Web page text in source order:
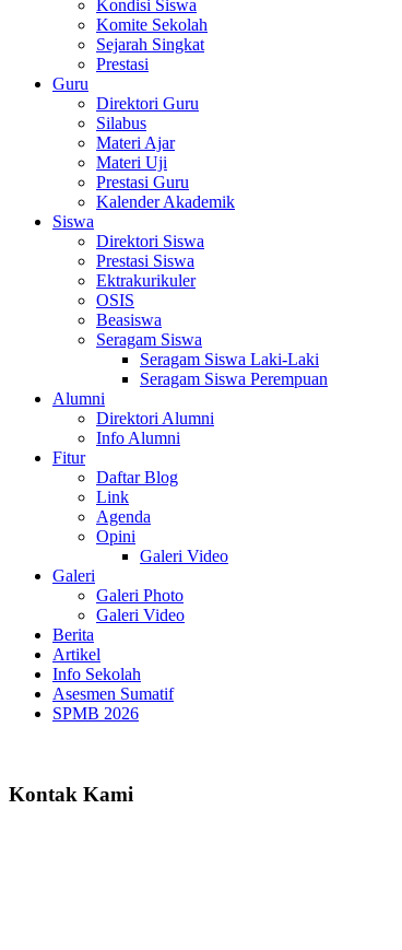
Kondisi Siswa
Komite Sekolah
Sejarah Singkat
Prestasi
Guru
Direktori Guru
Silabus
Materi Ajar
Materi Uji
Prestasi Guru
Kalender Akademik
Siswa
Direktori Siswa
Prestasi Siswa
Ektrakurikuler
OSIS
Beasiswa
Seragam Siswa
Seragam Siswa Laki-Laki
Seragam Siswa Perempuan
Alumni
Direktori Alumni
Info Alumni
Fitur
Daftar Blog
Link
Agenda
Opini
Galeri Video
Galeri
Galeri Photo
Galeri Video
Berita
Artikel
Info Sekolah
Asesmen Sumatif
SPMB 2026
Kontak Kami